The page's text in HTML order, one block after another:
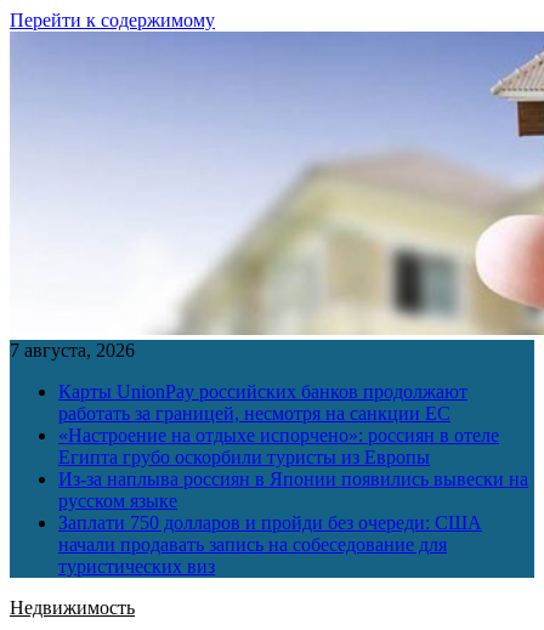
Перейти к содержимому
7 августа, 2026
Карты UnionPay российских банков продолжают
работать за границей, несмотря на санкции ЕС
«Настроение на отдыхе испорчено»: россиян в отеле
Египта грубо оскорбили туристы из Европы
Из-за наплыва россиян в Японии появились вывески на
русском языке
Заплати 750 долларов и пройди без очереди: США
начали продавать запись на собеседование для
туристических виз
Недвижимость